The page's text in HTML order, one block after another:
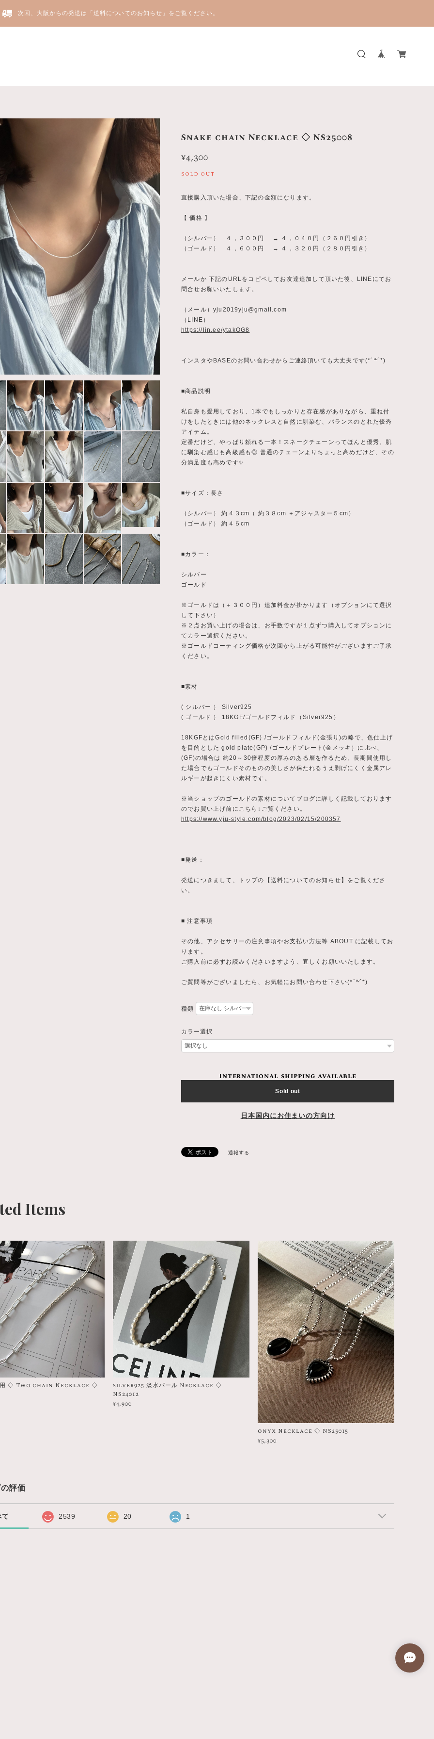
次回、大阪からの発送は「送料についてのお知らせ」をご覧ください。
Snake chain Necklace ◇ NS25008
¥4,300
SOLD OUT
直接購入頂いた場合、下記の金額になります。
【 価格 】
（シルバー） ４，３００円 → ４，０４０円（２６０円引き）
（ゴールド） ４，６００円 → ４，３２０円（２８０円引き）
メールか 下記のURLをコピペしてお友達追加して頂いた後、LINEにてお
問合せお願いいたします。
（メール） yju2019yju@gmail.com
（LINE）
https://lin.ee/ytakOG8
インスタやBASEのお問い合わせからご連絡頂いても大丈夫です(*´꒳`*)
■商品説明
私自身も愛用しており、1本でもしっかりと存在感がありながら、重ね付
けをしたときには他のネックレスと自然に馴染む、バランスのとれた優秀
アイテム。
定番だけど、やっぱり頼れる一本！スネークチェーンってほんと優秀。肌
に馴染む感じも高級感も◎ 普通のチェーンよりちょっと高めだけど、その
分満足度も高めです✨
■サイズ：長さ
（シルバー） 約４３cm（ 約３８cm ＋アジャスター５cm）
（ゴールド） 約４５cm
■カラー：
シルバー
ゴールド
※ゴールドは（＋３００円）追加料金が掛かります（オプションにて選択
して下さい）
※２点お買い上げの場合は、お手数ですが１点ずつ購入してオプションに
てカラー選択ください。
※ゴールドコーティング価格が次回から上がる可能性がございますご了承
ください。
■素材
( シルバー ） Silver925
( ゴールド ） 18KGF/ゴールドフィルド（Silver925）
18KGFとはGold filled(GF) /ゴールドフィルド(金張り)の略で、色仕上げ
を目的とした gold plate(GP) /ゴールドプレート(金メッキ）に比べ、
(GF)の場合は 約20～30倍程度の厚みのある層を作るため、長期間使用し
た場合でもゴールドそのものの美しさが保たれるうえ剥げにくく金属アレ
ルギーが起きにくい素材です。
※当ショップのゴールドの素材についてブログに詳しく記載しております
のでお買い上げ前にこちら↓ご覧ください。
https://www.yju-style.com/blog/2023/02/15/200357
■発送：
発送につきまして、トップの【送料についてのお知らせ】をご覧くださ
い。
■ 注意事項
その他、アクセサリーの注意事項やお支払い方法等 ABOUT に記載してお
ります。
ご購入前に必ずお読みくださいますよう、宜しくお願いいたします。
ご質問等がございましたら、お気軽にお問い合わせ下さい(*´꒳`*)
種類
カラー選択
International shipping available
Sold out
日本国内にお住まいの方向け
通報する
Items
用 ◇ Two chain Necklace ◇
silver925 淡水パール Necklace ◇
NS24012
¥4,900
onyx Necklace ◇ NS25015
¥5,300
評価
て 2539 20 1